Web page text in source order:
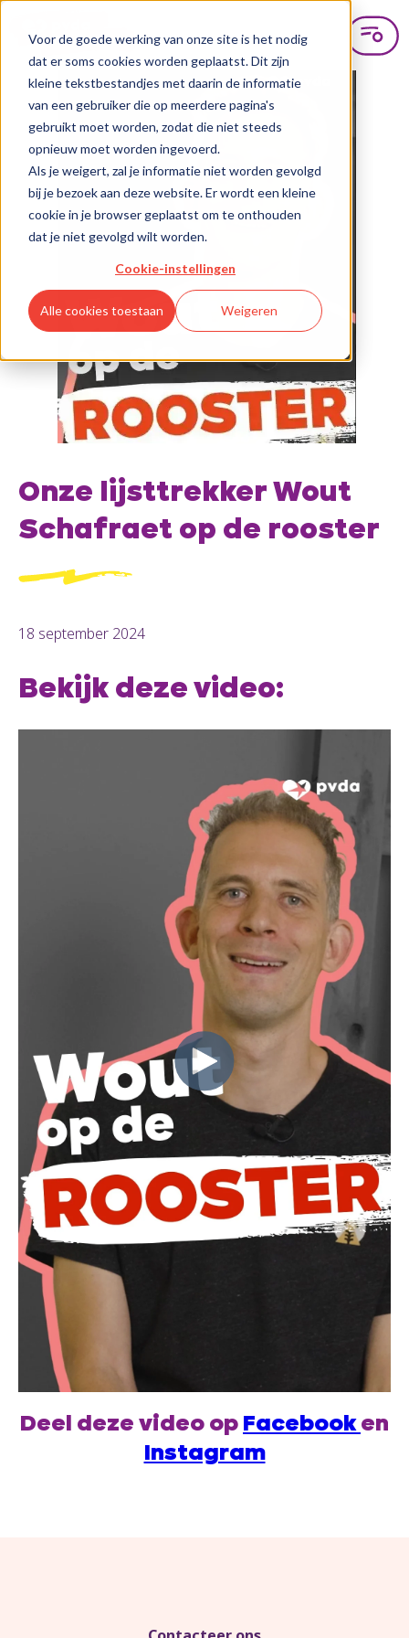
Voor de goede werking van onze site is het nodig
dat er soms cookies worden geplaatst. Dit zijn
kleine tekstbestandjes met daarin de informatie
van een gebruiker die op meerdere pagina's
gebruikt moet worden, zodat die niet steeds
opnieuw moet worden ingevoerd.
Als je weigert, zal je informatie niet worden gevolgd
bij je bezoek aan deze website. Er wordt een kleine
cookie in je browser geplaatst om te onthouden
dat je niet gevolgd wilt worden.
Cookie-instellingen
Alle cookies toestaan Weigeren
Onze lijsttrekker Wout
Schafraet op de rooster
18 september 2024
Bekijk deze video:
Deel deze video op Facebook en
Instagram